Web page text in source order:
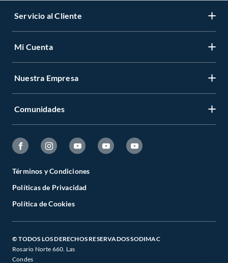
Servicio al Cliente
Mi Cuenta
Nuestra Empresa
Comunidades
Términos y Condiciones
Políticas de Privacidad
Política de Cookies
© TODOS LOS DERECHOS RESERVADOS SODIMAC
Rosario Norte 660. Las
Condes